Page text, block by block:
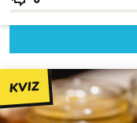
KVIZ